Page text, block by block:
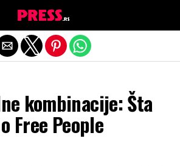
kombinacije: Šta
Free People
Exit mobile version